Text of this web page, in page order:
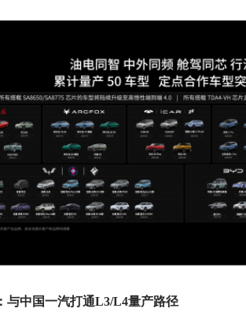
与中国一汽打通L3/L4量产路径